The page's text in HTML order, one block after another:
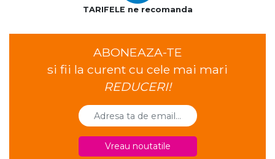
TARIFELE ne recomanda
ABONEAZA-TE
si fii la curent cu cele mai mari
REDUCERI!
Vreau noutatile